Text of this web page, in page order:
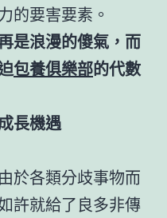
的要害要素。
是浪漫的傻氣，而
包養俱樂部的代數
長機遇
於各類分歧事物而
許就給了良多非傳